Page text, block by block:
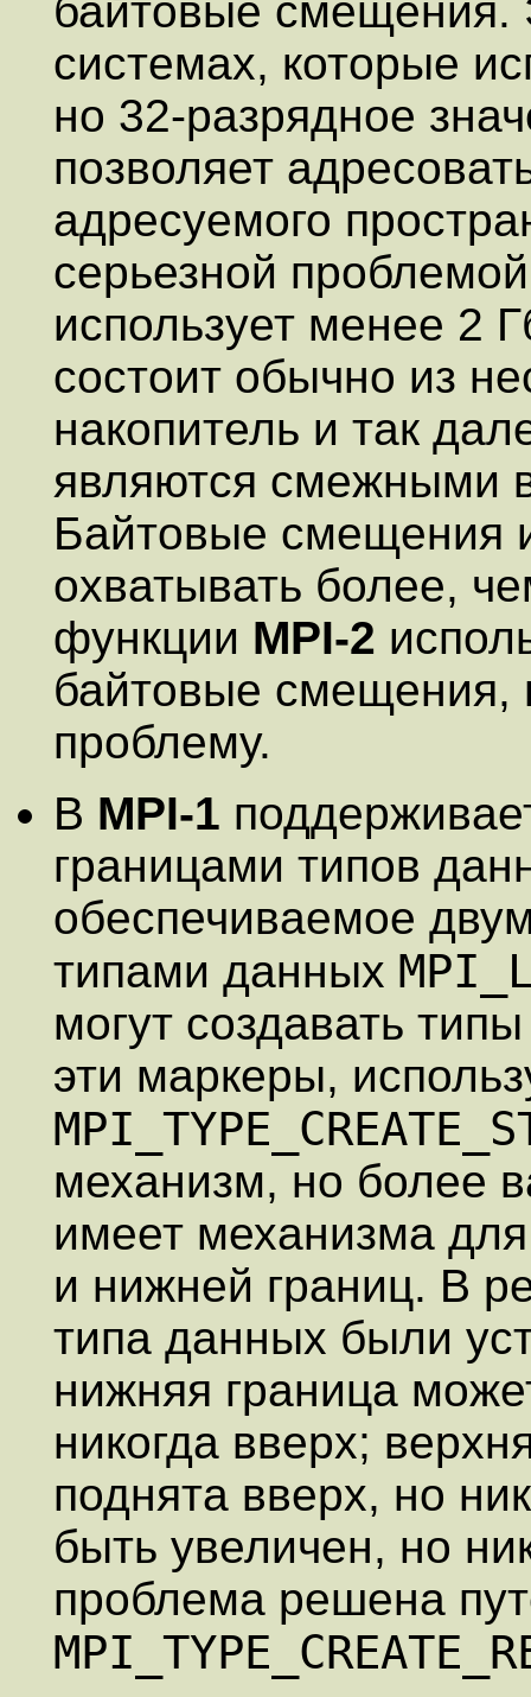
байтовые смещения.
системах, которые
но 32-разрядное
позволяет
адресуемого
серьезной
использует менее 2
состоит обычно из
накопитель и так
являются смежными
Байтовые смещения
охватывать более,
функции MPI-2
байтовые смещения,
проблему.
В MPI-1
границами типов
обеспечиваемое
типами данных
могут создавать
эти маркеры,
механизм, но более
имеет механизма
и нижней границ. В
типа данных были
нижняя граница
никогда вверх;
поднята вверх, но
быть увеличен, но
проблема решена